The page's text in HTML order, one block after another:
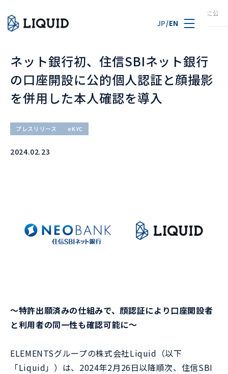
JP/EN
TOP ネット銀行初、住信SBIネット銀行の口座開設に公
ネット銀行初、住信SBIネット銀行
の口座開設に公的個人認証と顔撮影
を併用した本人確認を導入
プレスリリース eKYC
2024.02.23
～特許出願済みの仕組みで、顔認証により口座開設者
と利用者の同一性も確認可能に～
ELEMENTSグループの株式会社Liquid（以下
「Liquid」）は、2024年2月26日以降順次、住信SBI